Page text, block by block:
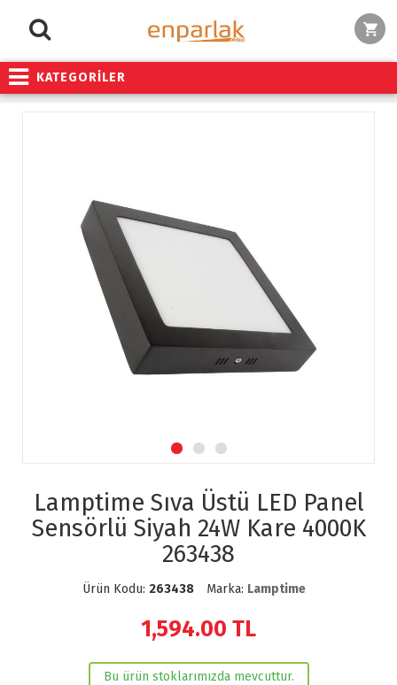
KATEGORİLER
Lamptime Sıva Üstü LED Panel
Sensörlü Siyah 24W Kare 4000K
263438
Ürün Kodu: 263438 Marka: Lamptime
1,594.00 TL
Bu ürün stoklarımızda mevcuttur.